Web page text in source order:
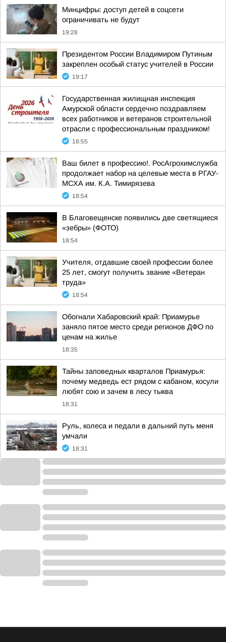
Минцифры: доступ детей в соцсети
ограничивать не будут
19:28
Президентом России Владимиром Путиным
закреплен особый статус учителей в России
19:17
Государственная жилищная инспекция
Амурской области сердечно поздравляем
всех работников и ветеранов строительной
отрасли с профессиональным праздником!
18:55
Ваш билет в профессию!. РосАгрохимслужба
продолжает набор на целевые места в РГАУ-
МСХА им. К.А. Тимирязева
18:54
В Благовещенске появились две светящиеся
«зебры» (ФОТО)
18:54
Учителя, отдавшие своей профессии более
25 лет, смогут получить звание «Ветеран
труда»
18:54
Обогнали Хабаровский край: Приамурье
заняло пятое место среди регионов ДФО по
ценам на жилье
18:35
Тайны заповедных кварталов Приамурья:
почему медведь ест рядом с кабаном, косули
любят сою и зачем в лесу тыква
18:31
Руль, колеса и педали в дальний путь меня
умчали
18:31